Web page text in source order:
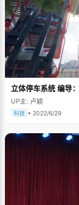
立体停车系统 编导
UP主: 卢颖
科技 • 2022/6/29